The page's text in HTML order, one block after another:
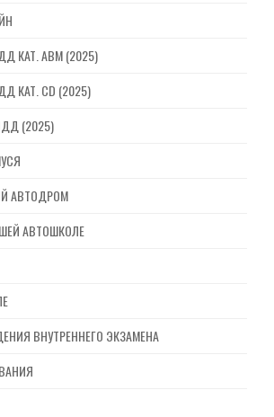
КАТ. ABM (2025)
КАТ. CD (2025)
(2025)
АВТОДРОМ
АВТОШКОЛЕ
ВНУТРЕННЕГО ЭКЗАМЕНА